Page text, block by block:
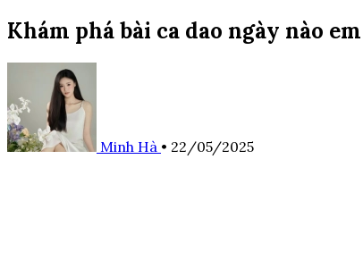
Khám phá bài ca dao ngày nào
Minh Hà • 22/05/2025